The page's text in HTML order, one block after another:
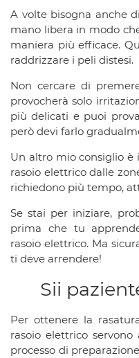
A volte bisogna anche
mano libera in modo
maniera più efficace.
raddrizzare i peli distesi.
Non cercare di
provocherà solo
più delicati e puoi
però devi farlo
Un altro mio consiglio è
rasoio elettrico dalle
richiedono più tempo,
Se stai per iniziare,
prima che tu
rasoio elettrico. Ma
ti deve arrendere!
Sii
Per ottenere la
rasoio elettrico servono
processo di